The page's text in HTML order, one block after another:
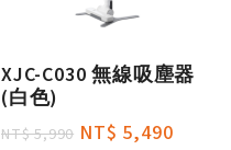
XJC-C030 無線吸塵器
(白色)
NT$ 5,990 NT$ 5,490